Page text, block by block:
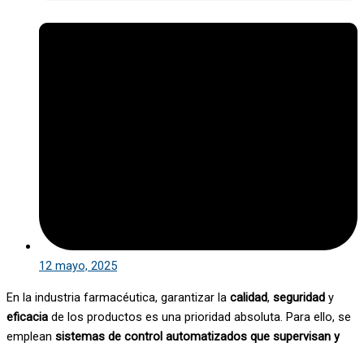
12 mayo, 2025
En la industria farmacéutica, garantizar la calidad, seguridad y
eficacia de los productos es una prioridad absoluta. Para ello, se
emplean sistemas de control automatizados que supervisan y